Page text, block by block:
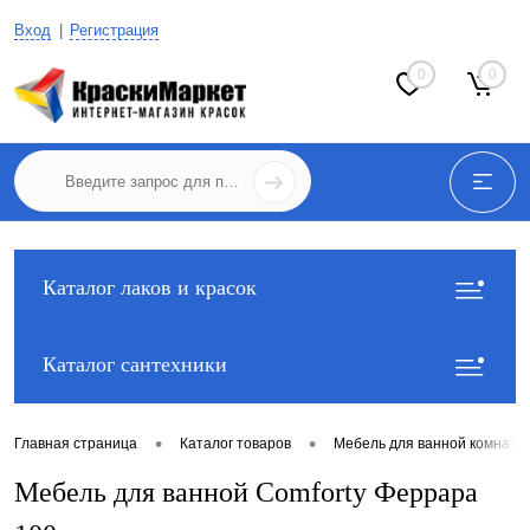
Вход Регистрация
0 0
Каталог лаков и красок
Каталог сантехники
Главная страница • Каталог товаров • Мебель для ванной комнаты
Мебель для ванной Comforty Феррара